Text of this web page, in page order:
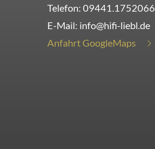
Telefon: 09441.1752066
E-Mail: info@hifi-liebl.de
Anfahrt GoogleMaps